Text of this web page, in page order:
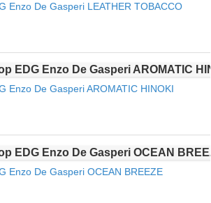
Enzo De Gasperi LEATHER TOBACCO
De Gasperi AROMATIC HINOKI
Enzo De Gasperi OCEAN BREEZE